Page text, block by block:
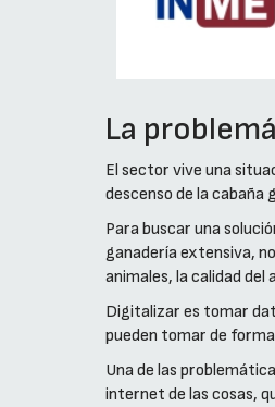
La
El sector vive una
descenso de la cabaña
Para buscar una
ganadería extensiva,
animales, la calidad del
Digitalizar es tomar
pueden tomar de
Una de las
internet de las cosas,